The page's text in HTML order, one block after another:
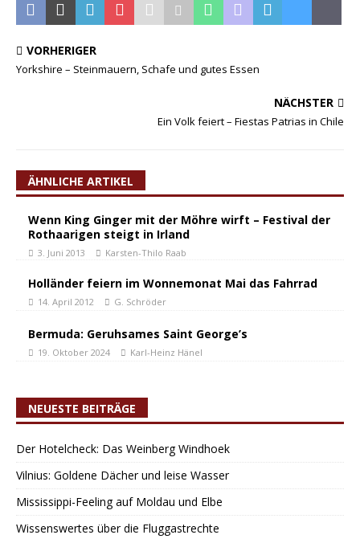
VORHERIGER
Yorkshire – Steinmauern, Schafe und gutes Essen
NÄCHSTER
Ein Volk feiert – Fiestas Patrias in Chile
ÄHNLICHE ARTIKEL
Wenn King Ginger mit der Möhre wirft – Festival der
Rothaarigen steigt in Irland
3. Juni 2013 Karsten-Thilo Raab
Holländer feiern im Wonnemonat Mai das Fahrrad
14. April 2012 G. Schröder
Bermuda: Geruhsames Saint George’s
19. Oktober 2024 Karl-Heinz Hänel
NEUESTE BEITRÄGE
Der Hotelcheck: Das Weinberg Windhoek
Vilnius: Goldene Dächer und leise Wasser
Mississippi-Feeling auf Moldau und Elbe
Wissenswertes über die Fluggastrechte